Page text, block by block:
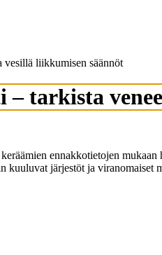
vesillä liikkumisen säännöt
– tarkista
ennakkotietojen
järjestöt ja viranomaiset